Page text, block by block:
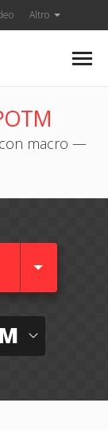
Altro
macro —